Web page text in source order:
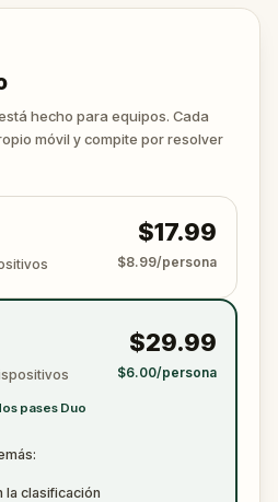
¿Percy, el guía
don para lo dramático? ¿O
a los sospechosos y
asesino antes de que
de tener a mano papel
todas las pruebas
hecho para equipos. Cada
móvil y compite por resolver
$17.99
$8.99/persona
pases Duo
$29.99
$6.00/persona
la clasificación